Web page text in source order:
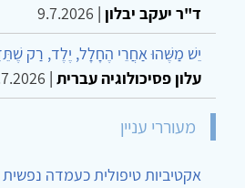
ד"ר יעקב יבלון |
9.7.2026
יֵשׁ מַשֶּׁהוּ אַחֲרֵי הֶחָלָל, יֶלֶד, רַק
עלון פסיכולוגיה עברית |
מעוררי עניין
אקטיביות טיפולית כעמדה